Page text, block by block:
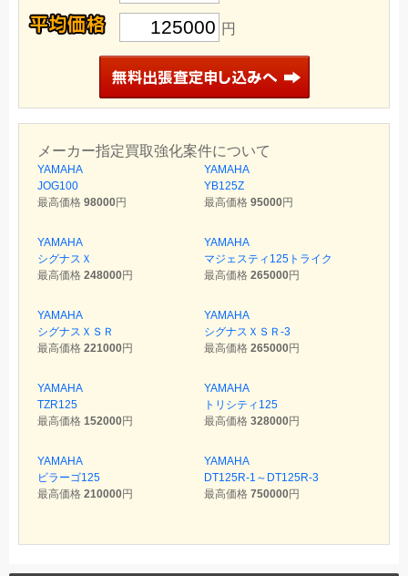
125000 円
メーカー指定買取強化案件について
YAMAHA
JOG100
最高価格 98000円
YAMAHA
YB125Z
最高価格 95000円
YAMAHA
シグナスＸ
最高価格 248000円
YAMAHA
マジェスティ125トライク
最高価格 265000円
YAMAHA
シグナスＸＳＲ
最高価格 221000円
YAMAHA
シグナスＸＳＲ-3
最高価格 265000円
YAMAHA
TZR125
最高価格 152000円
YAMAHA
トリシティ125
最高価格 328000円
YAMAHA
ビラーゴ125
最高価格 210000円
YAMAHA
DT125R-1～DT125R-3
最高価格 750000円